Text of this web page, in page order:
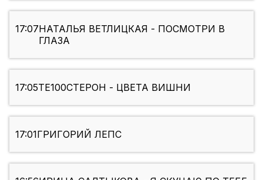
17:07НАТАЛЬЯ ВЕТЛИЦКАЯ - ПОСМОТРИ В
ГЛАЗА
17:05ТЕ100СТЕРОН - ЦВЕТА ВИШНИ
17:01ГРИГОРИЙ ЛЕПС